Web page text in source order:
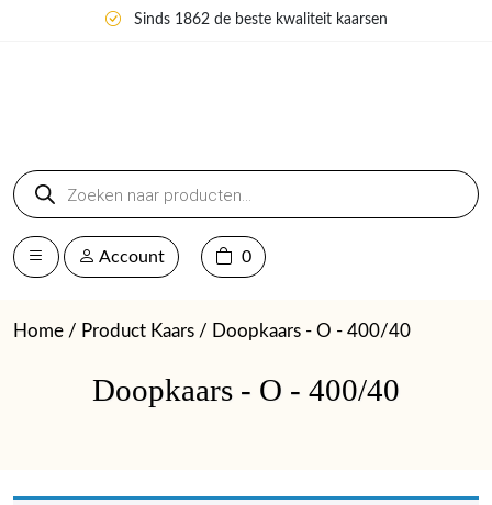
Sinds 1862 de beste kwaliteit kaarsen
Producten
zoeken
Account 0
Home / Product Kaars / Doopkaars - O - 400/40
Doopkaars - O - 400/40